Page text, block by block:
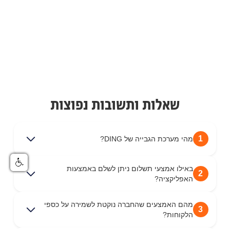
שאלות ותשובות נפוצות
מהי מערכת הגבייה של DING? 1
באילו אמצעי תשלום ניתן לשלם באמצעות
האפליקציה?
2
מהם האמצעים שהחברה נוקטת לשמירה על כספי
הלקוחות?
3